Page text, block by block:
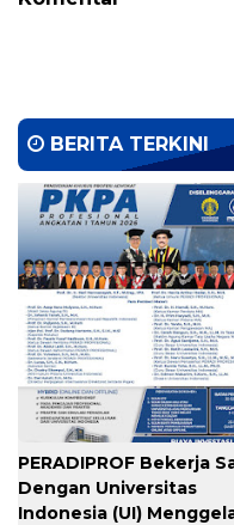
BERITA TERKINI
PERADIPROF Bekerja
Dengan Universitas
Indonesia (UI)